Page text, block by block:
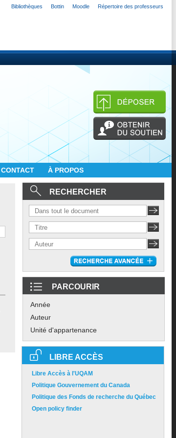
Bibliothèques Bottin Moodle Répertoire des professeurs
CONTACT À PROPOS
RECHERCHER
PARCOURIR
Année
Auteur
Unité d'appartenance
LIBRE ACCÈS
Libre Accès à l'UQAM
Politique Gouvernement du Canada
Politique des Fonds de recherche du Québec
Open policy finder